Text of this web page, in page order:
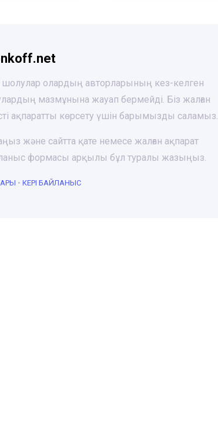
шолулар олардың авторларының кез-келген
мазмұнына жауап бермейді. Біз жалған
ақпаратты көрсету үшін барымызды саламыз.
және сайтта қате немесе жалған ақпарат
формасы арқылы бұл туралы жазыңыз.
• КЕРІ БАЙЛАНЫС